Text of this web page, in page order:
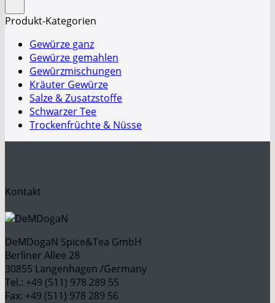
Produkt-Kategorien
Gewürze ganz
Gewürze gemahlen
Gewürzmischungen
Kräuter Gewürze
Salze & Zusatzstoffe
Schwarzer Tee
Trockenfrüchte & Nüsse
Kontakt
DeMDogaN Spice&Tea GmbH
Berliner Allee 28
30855 Langenhagen /Germany
Tel.: +49 (511) 978 289 55
Fax: +49 (511) 978 289 56